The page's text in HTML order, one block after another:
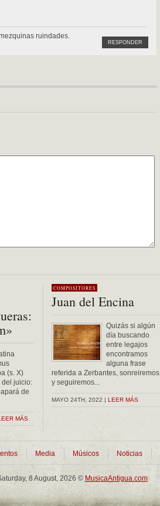
ruindades.
RESPONDER
(s. X)
del juicio:
de
MÁS
COMPOSITORES
Juan del Encina
Quizás si algún
día buscando
entre legajos
encontramos
alguna frase
referida a Zerbantes, sonreiremos
y seguiremos...
MAYO 24TH, 2022 | LEER MÁS
Media Músicos Noticias
8 August, 2026 © MusicaAntigua.com